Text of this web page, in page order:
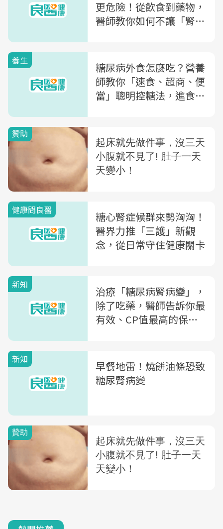
更危險！從飲食到藥物，
醫師教你如何不讓「腎臟
養生
糖尿病外食怎麼吃？營養
師教你「速食、超商、便
當」聰明控糖法，進食順
健康問良醫
糖心腎症候群來勢洶洶！
醫界力推「三護」新觀
念，從日常守住健康關卡
新知
治療「糖尿病腎病變」，
除了吃藥，醫師告訴你最
有效、CP值最高的保腎
新知
早餐地雷！燒餅油條恐致
糖尿腎病變